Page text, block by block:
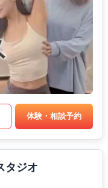
体験・相談予約
タジオ